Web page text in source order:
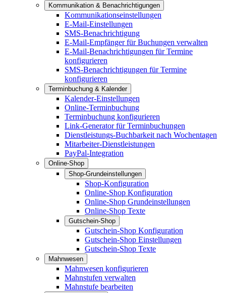
Kommunikation & Benachrichtigungen
Kommunikationseinstellungen
E-Mail-Einstellungen
SMS-Benachrichtigung
E-Mail-Empfänger für Buchungen verwalten
E-Mail-Benachrichtigungen für Termine
konfigurieren
SMS-Benachrichtigungen für Termine
konfigurieren
Terminbuchung & Kalender
Kalender-Einstellungen
Online-Terminbuchung
Terminbuchung konfigurieren
Link-Generator für Terminbuchungen
Dienstleistungs-Buchbarkeit nach Wochentagen
Mitarbeiter-Dienstleistungen
PayPal-Integration
Online-Shop
Shop-Grundeinstellungen
Shop-Konfiguration
Online-Shop Konfiguration
Online-Shop Grundeinstellungen
Online-Shop Texte
Gutschein-Shop
Gutschein-Shop Konfiguration
Gutschein-Shop Einstellungen
Gutschein-Shop Texte
Mahnwesen
Mahnwesen konfigurieren
Mahnstufen verwalten
Mahnstufe bearbeiten